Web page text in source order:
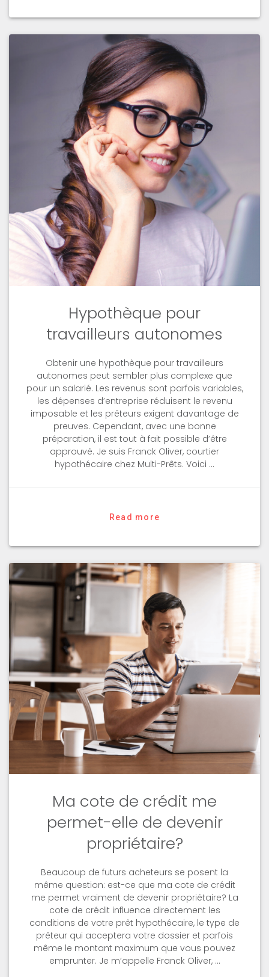
Hypothèque pour
travailleurs autonomes
Obtenir une hypothèque pour travailleurs
autonomes peut sembler plus complexe que
pour un salarié. Les revenus sont parfois variables,
les dépenses d’entreprise réduisent le revenu
imposable et les prêteurs exigent davantage de
preuves. Cependant, avec une bonne
préparation, il est tout à fait possible d’être
approuvé. Je suis Franck Oliver, courtier
hypothécaire chez Multi-Prêts. Voici …
Read more
Ma cote de crédit me
permet-elle de devenir
propriétaire?
Beaucoup de futurs acheteurs se posent la
même question: est-ce que ma cote de crédit
me permet vraiment de devenir propriétaire? La
cote de crédit influence directement les
conditions de votre prêt hypothécaire, le type de
prêteur qui acceptera votre dossier et parfois
même le montant maximum que vous pouvez
emprunter. Je m’appelle Franck Oliver, …